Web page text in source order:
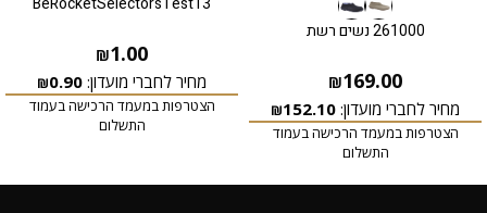
261000 נשים רשת
₪169.00
מחיר לחברי מועדון: ₪152.10
הצטרפות במעמד הרכישה בעמוד
התשלום
₪1.00
מחיר לחברי מועדון: ₪0.90
הצטרפות במעמד הרכישה בעמוד
התשלום